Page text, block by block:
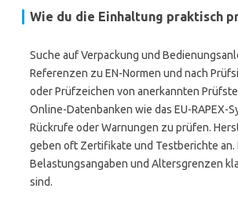
Wie du die Einhaltung praktisch
Suche auf Verpackung und
Referenzen zu EN-Normen und nach
oder Prüfzeichen von anerkannten
Online-Datenbanken wie das EU-RAPEX-
Rückrufe oder Warnungen zu prüfen.
geben oft Zertifikate und Testberichte an.
Belastungsangaben und Altersgrenzen
sind.